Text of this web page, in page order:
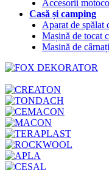
Accesorii
Casă și camping
Aparat de spălat
Mașină de tocat
Masină de cârnați